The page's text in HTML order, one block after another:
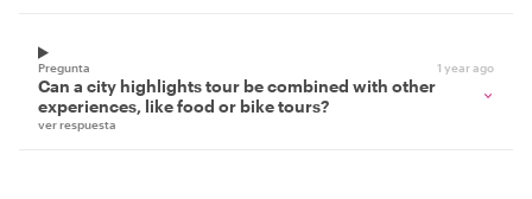
Pregunta 1 year ago
Can a city highlights tour be combined with other
experiences, like food or bike tours?
ver respuesta